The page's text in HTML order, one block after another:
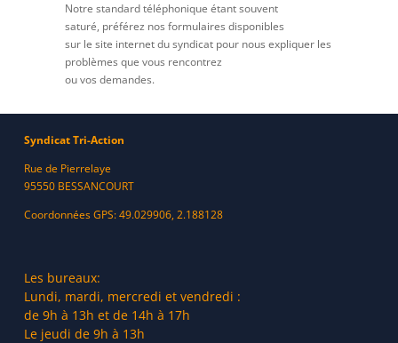
Notre standard téléphonique étant souvent
saturé, préférez nos formulaires disponibles
sur le site internet du syndicat pour nous expliquer les
problèmes que vous rencontrez
ou vos demandes.
pas d’attente
l’assurance que votre demande sera traitée dans
les 48h
plus rapide
Les formulaires sont disponibles sur notre site www.syndicat-tri-
action.fr, rubrique «votre ville» ou «Tri Action en 1 clic».
Syndicat Tri-Action
Rue de Pierrelaye
95550 BESSANCOURT
Coordonnées GPS: 49.029906, 2.188128
Les bureaux:
Lundi, mardi, mercredi et vendredi :
de 9h à 13h et de 14h à 17h
Le jeudi de 9h à 13h